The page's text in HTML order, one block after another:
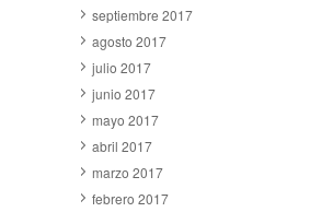
septiembre 2017
agosto 2017
julio 2017
junio 2017
mayo 2017
abril 2017
marzo 2017
febrero 2017